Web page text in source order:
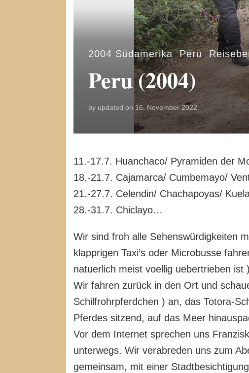
2004 Südamerika,Peru,
Peru (2004)
by updated on 16. November 2022
11.-17.7. Huanchaco/ Pyramiden der
18.-21.7. Cajamarca/ Cumbemayo/
21.-27.7. Celendin/ Chachapoyas/
28.-31.7. Chiclayo…
Wir sind froh alle Sehenswürdigkeiten
klapprigen Taxi’s oder Microbusse
natuerlich meist voellig uebertrieben
Wir fahren zurück in den Ort und
Schilfrohrpferdchen ) an, das Totora-
Pferdes sitzend, auf das Meer
Vor dem Internet sprechen uns
unterwegs. Wir verabreden uns zum
gemeinsam, mit einer